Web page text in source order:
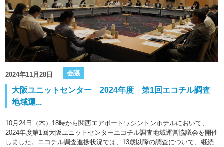
2024年11月28日 会議
大阪ユニットセンター 2024年度 第1回エコチル調査
地域運...
10月24日（木）18時から関西エアポートワシントンホテルにおいて、
2024年度第1回大阪ユニットセンターエコチル調査地域運営協議会を開催
しました。エコチル調査進捗状況では、13歳以降の調査について、継続